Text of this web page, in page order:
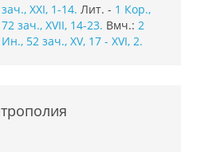
XXI, 1-14. Лит. - 1 Кор.,
зач., XVII, 14-23. Вмч.: 2
Ин., 52 зач., XV, 17 - XVI, 2.